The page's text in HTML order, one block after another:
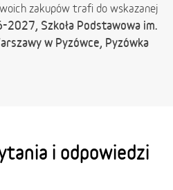
zakupów trafi do wskazanej
2027, Szkoła Podstawowa im.
w Pyzówce, Pyzówka
i odpowiedzi